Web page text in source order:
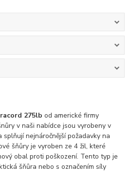
275lbod americké firmy
v naši nabídce jsou vyrobeny v
nejnáročnější požadavky na
šňůry je vyroben ze 4 žil, které
obal proti poškození. Tento typ je
šňůra nebo s označením síly